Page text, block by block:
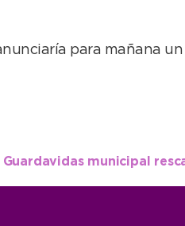
para mañana
Guardavidas municipal